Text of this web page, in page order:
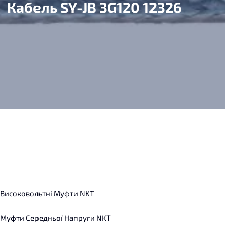
Кабель SY-JB 3G120 12326
Високовольтні Муфти NKT
Муфти Середньої Напруги NKT